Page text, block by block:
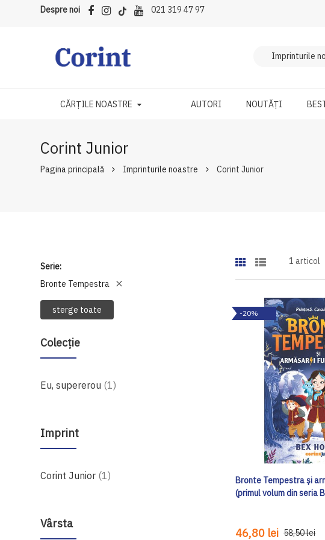
Despre noi 021 319 47 97
CĂRȚILE NOASTRE AUTORI NOUTĂȚI
Corint Junior
Pagina principală Imprinturile noastre Corint Junior
Serie
Bronte Tempestra
sterge toate
Colecție
Eu, supererou 1produs
Imprint
Corint Junior 1produs
Vârsta
1 articol
-20%
Bronte Tempestra și
(primul volum din seria
46,80 lei 58,50 lei